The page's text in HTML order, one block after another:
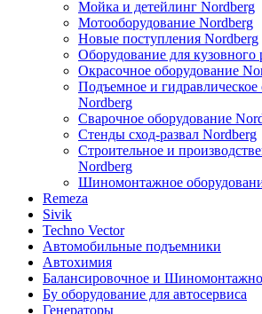
Мойка и детейлинг Nordberg
Мотооборудование Nordberg
Новые поступления Nordberg
Оборудование для кузовного
Окрасочное оборудование
Подъемное и гидравлическое
Nordberg
Сварочное оборудование
Стенды сход-развал Nordberg
Строительное и
Nordberg
Шиномонтажное
Remeza
Sivik
Techno Vector
Автомобильные подъемники
Автохимия
Балансировочное и
Бу оборудование для автосервиса
Генераторы